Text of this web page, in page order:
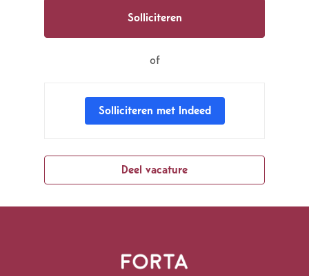
Solliciteren
of
Solliciteren met Indeed
Deel vacature
Homepagina